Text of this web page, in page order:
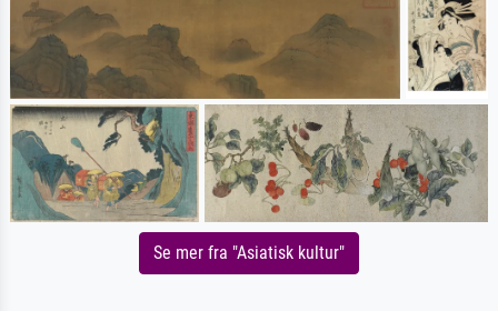
Se mer fra "Asiatisk kultur"